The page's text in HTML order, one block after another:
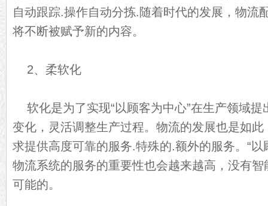
自动跟踪.操作自动分拣.随着时代的发展，物流
将不断被赋予新的内容。
2、柔软化
软化是为了实现“以顾客为中心”在生产领域
变化，灵活调整生产过程。物流的发展也是如
求提供高度可靠的服务.特殊的.额外的服务。“以
物流系统的服务的重要性也会越来越高，没有
可能的。